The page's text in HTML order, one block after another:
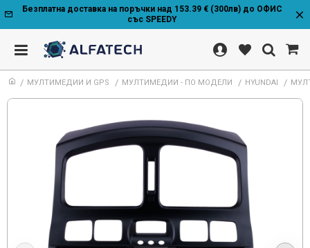
Безплатна доставка на поръчки над 153.39 € (300лв) до ОФИС
със SPEEDY
МУЛТИМЕДИИ И GPS МУЛТИМЕДИИ - ПО МОДЕЛИ HYUNDAI